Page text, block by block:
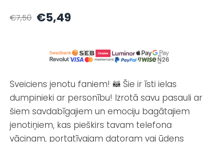
€7,50 €5,49
Sveiciens jenotu faniem! 🦝 Šie ir īsti ielas
dumpinieki ar personību! Izrotā savu pasauli ar
šiem savdabīgajiem un emociju bagātajiem
jenotiņiem, kas pieškirs tavam telefona
vāciņam, portatīvajam datoram vai ūdens